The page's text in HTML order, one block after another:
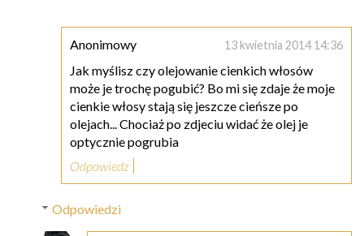
Anonimowy 13 kwietnia 2014 14:36
Jak myślisz czy olejowanie cienkich włosów
może je trochę pogubić? Bo mi się zdaje że moje
cienkie włosy stają się jeszcze cieńsze po
olejach... Chociaż po zdjeciu widać że olej je
optycznie pogrubia
Odpowiedz
Odpowiedzi